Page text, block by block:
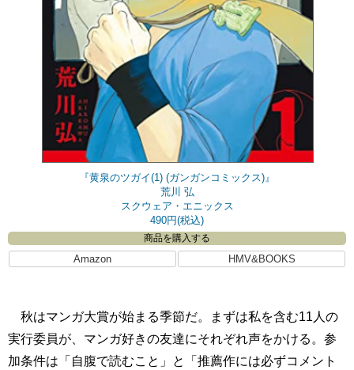
『黄泉のツガイ(1) (ガンガンコミックス)』
荒川 弘
スクウェア・エニックス
490円(税込)
商品を購入する
Amazon HMV&BOOKS
秋はマンガ大賞が始まる季節だ。まずは私を含む11人の
実行委員が、マンガ好きの友達にそれぞれ声をかける。参
加条件は「自腹で読むこと」と「推薦作には必ずコメント